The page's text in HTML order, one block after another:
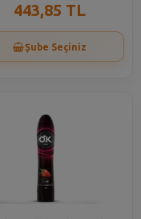
443,85 TL
Şube Seçiniz